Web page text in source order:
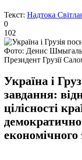
Текст: Надтока
0
102
Фото: Денис
Президент Грузії
Україна і
завдання:
цілісності
економічного